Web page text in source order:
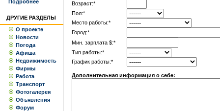
Подробнее
ДРУГИЕ РАЗДЕЛЫ
О проекте
Новости
Погода
Афиша
Недвижимость
Фирмы
Работа
Транспорт
Фотогалерея
Объявления
Форум
Возраст:*
Пол:*
Место работы:*
Город:*
Мин. зарплата $:*
Тип работы:*
График работы:*
Дополнительная информация о себе: